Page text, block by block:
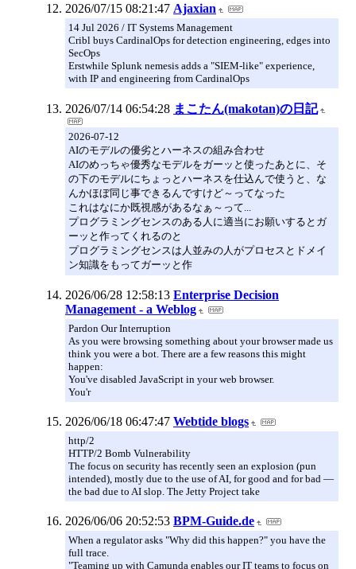
2026/07/15 08:21:47 Ajaxian
14 Jul 2026 / IT Systems Management
Cribl buys CardinalOps for detection engineering, edges into
SecOps
Erstwhile Splunk nemesis adds a "SIEM-like" experience,
with IP and engineering from CardinalOps
2026/07/14 06:54:28 まこたん(makotan)の日記
2026-07-12
AIのモデルの優劣とハーネスの組み合わせ
AIのめっちゃ優秀なモデルをガーッと使ったあとに、そ
の下のモデルにちょっとハーネスを仕込んで使うと、な
んかほぼ同じ事できるんですけど～ってなった
これはなにか既視感があるなぁ～って...
プログラミングセンスのある人に適当にお願いするとガ
ーッと作ってくれるのと
プログラミングセンスは人並みの人がプロセスとドメイ
ン知識をもってガーッと作
2026/06/28 12:58:13 Enterprise Decision
Management - a Weblog
Pardon Our Interruption
As you were browsing something about your browser made us
think you were a bot. There are a few reasons this might
happen:
You've disabled JavaScript in your web browser.
You'r
2026/06/18 06:47:47 Webtide blogs
http/2
HTTP/2 Bomb Vulnerability
The focus on security has recently seen an explosion (pun
intended), mostly due to the use of AI, for good and for bad —
the bad due to AI slop. The Jetty Project take
2026/06/06 20:52:53 BPM-Guide.de
When a regulator asks "Why did this happen?" you have the
full trace.
"Teaming up with Camunda enables our IT teams to focus on